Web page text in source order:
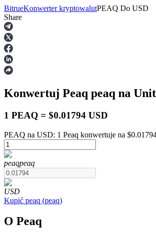
Kontrakty terminowe
Kontrakty terminowe na USDT
Kontrakty futures wykorzystujące USDT
BitrueKonwerter kryptowalutPEAQ Do USD
Share
Konwertuj Peaq peaq na
1 PEAQ = $0.01794 USD
PEAQ na USD: 1 Peaq konwertuje na
peaqpeaq
USD
Kupić peaq (peaq)
O Peaq